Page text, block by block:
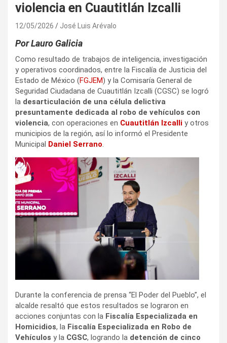
violencia en Cuautitlán Izcalli
12/05/2026 José Luis Arévalo
Por Lauro Galicia
Como resultado de trabajos de inteligencia, investigación
y operativos coordinados, entre la Fiscalía de Justicia del
Estado de México (FGJEM) y la Comisaría General de
Seguridad Ciudadana de Cuautitlán Izcalli (CGSC) se logró
la desarticulación de una célula delictiva
presuntamente dedicada al robo de vehículos con
violencia, con operaciones en Cuautitlán Izcalli y otros
municipios de la región, así lo informó el Presidente
Municipal Daniel Serrano.
Durante la conferencia de prensa “El Poder del Pueblo”, el
alcalde resaltó que estos resultados se lograron en
acciones conjuntas con la Fiscalía Especializada en
Homicidios, la Fiscalía Especializada en Robo de
Vehículos y la CGSC, logrando la detención de cinco